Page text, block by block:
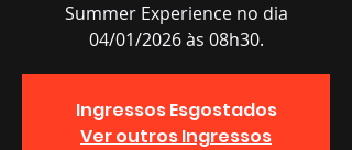
Summer Experience no dia
04/01/2026 às 08h30.
Ingressos Esgostados
Ver outros Ingressos